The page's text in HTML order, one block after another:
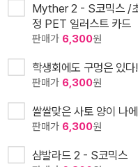
Myther 2 - S코믹스 /
정 PET 일러스트 카드
판매가 6,300원
학생회에도 구멍은 있
판매가 6,300원
쌀쌀맞은 사토 양이 나
판매가 6,300원
샴발라드 2 - S코믹스